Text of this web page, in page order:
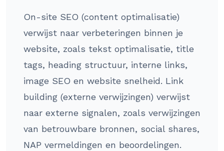
On-site SEO (content optimalisatie)
verwijst naar verbeteringen binnen je
website, zoals tekst optimalisatie, title
tags, heading structuur, interne links,
image SEO en website snelheid. Link
building (externe verwijzingen) verwijst
naar externe signalen, zoals verwijzingen
van betrouwbare bronnen, social shares,
NAP vermeldingen en beoordelingen.